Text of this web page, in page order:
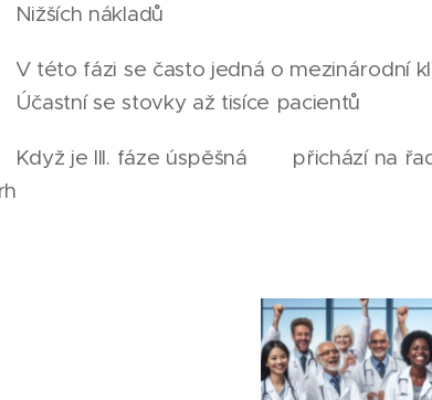
🔸️Nižších nákladů ❔️
🌎V této fázi se často jedná o mezinárodní
👥️Účastní se stovky až tisíce pacientů
💊Když je III. fáze úspěšná ➡️ přichází na